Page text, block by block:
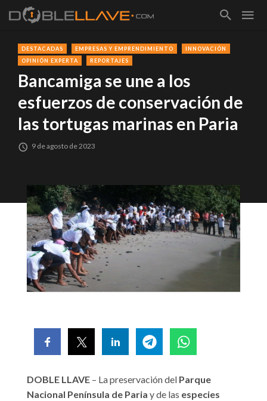
DESTACADAS EMPRESAS Y EMPRENDIMIENTO
INNOVACIÓN
OPINIÓN EXPERTA
REPORTAJES
Bancamiga se une a los
esfuerzos de conservación de
las tortugas marinas en Paria
9 de agosto de 2023
DOBLE LLAVE – La preservación del Parque
Nacional Península de Paria y de las especies